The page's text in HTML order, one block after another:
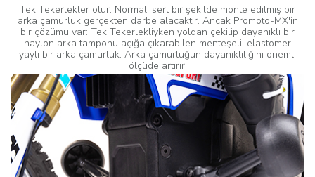
Tek Tekerlekler olur. Normal, sert bir şekilde monte edilmiş bir
arka çamurluk gerçekten darbe alacaktır. Ancak Promoto-MX'in
bir çözümü var: Tek Tekerlekliyken yoldan çekilip dayanıklı bir
naylon arka tamponu açığa çıkarabilen menteşeli, elastomer
yaylı bir arka çamurluk. Arka çamurluğun dayanıklılığını önemli
ölçüde artırır.